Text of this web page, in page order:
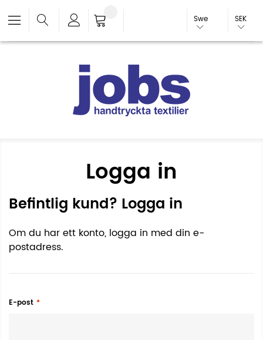
Swe SEK
Logga in
Befintlig kund? Logga in
Om du har ett konto, logga in med din e-
postadress.
E-post